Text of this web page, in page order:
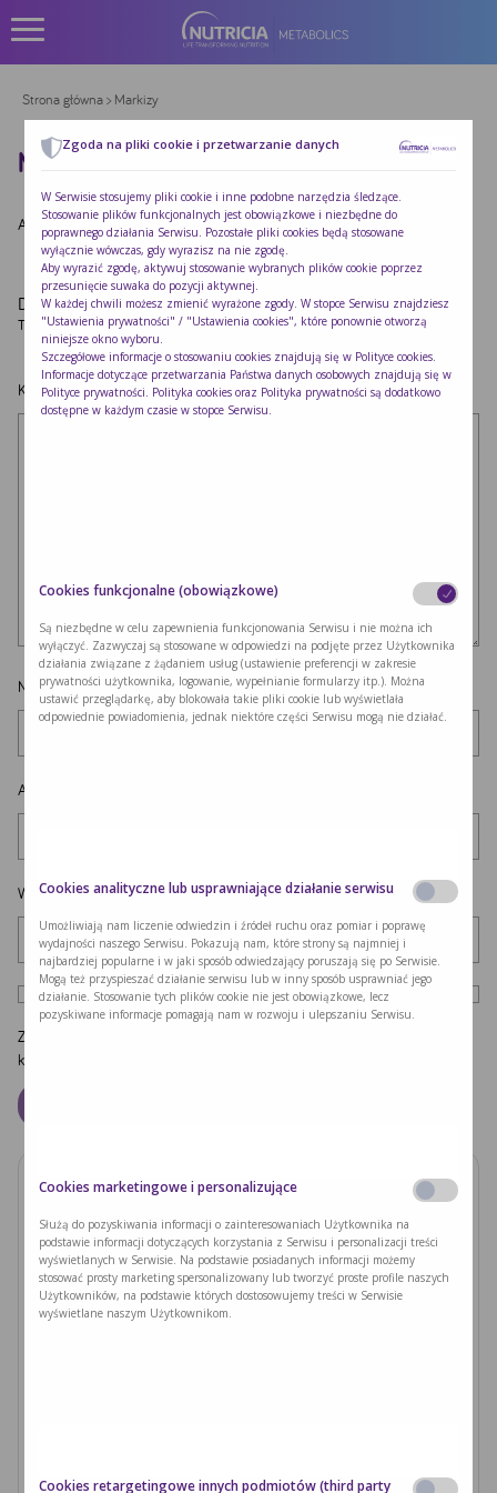
Strona główna> Markizy
MARKIZY
Autor:Redakcja Nutricia|Opublikowano:2022-10-24
Dodaj komentarz
Twój adres e-mail nie zostanie opublikowany.Wymagane pola są oznaczone
Komentarz*
Nazwa*
Adres e-mail
Witryna internetowa
Zapamiętaj moje dane w tej przeglądarce podczas pisania kolejnych
komentarzy.
Zobacz również
PODUSZKI Z PAPIERU RYŻOWEGO Z
JACKFRUITEM I WARZYWAMI
Czytaj dalej >
Zgoda na pliki cookie i przetwarzanie danych
W Serwisie stosujemy pliki cookie i inne podobne narzędzia śledzące.
Stosowanie plików funkcjonalnych jest obowiązkowe i niezbędne do
poprawnego działania Serwisu. Pozostałe pliki cookies będą stosowane
wyłącznie wówczas, gdy wyrazisz na nie zgodę.
Aby wyrazić zgodę, aktywuj stosowanie wybranych plików cookie poprzez
przesunięcie suwaka do pozycji aktywnej.
W każdej chwili możesz zmienić wyrażone zgody. W stopce Serwisu znajdziesz
"Ustawienia prywatności" / "Ustawienia cookies", które ponownie otworzą
niniejsze okno wyboru.
Szczegółowe informacje o stosowaniu cookies znajdują się w Polityce cookies
Informacje dotyczące przetwarzania Państwa danych osobowych znajdują się w
Polityce prywatności . Polityka cookies oraz Polityka prywatności są dodatkowo
dostępne w każdym czasie w stopce Serwisu.
Cookies funkcjonalne (obowiązkowe)
Są niezbędne w celu zapewnienia funkcjonowania Serwisu i nie można ich
wyłączyć. Zazwyczaj są stosowane w odpowiedzi na podjęte przez Użytkownika
działania związane z żądaniem usług (ustawienie preferencji w zakresie
prywatności użytkownika, logowanie, wypełnianie formularzy itp.). Można
ustawić przeglądarkę, aby blokowała takie pliki cookie lub wyświetlała
odpowiednie powiadomienia, jednak niektóre części Serwisu mogą nie działać.
Cookies analityczne lub usprawniające działanie serwisu
Umożliwiają nam liczenie odwiedzin i źródeł ruchu oraz pomiar i poprawę
wydajności naszego Serwisu. Pokazują nam, które strony są najmniej i
najbardziej popularne i w jaki sposób odwiedzający poruszają się po Serwisie.
Mogą też przyspieszać działanie serwisu lub w inny sposób usprawniać jego
działanie. Stosowanie tych plików cookie nie jest obowiązkowe, lecz
pozyskiwane informacje pomagają nam w rozwoju i ulepszaniu Serwisu.
Cookies marketingowe i personalizujące
Służą do pozyskiwania informacji o zainteresowaniach Użytkownika na
podstawie informacji dotyczących korzystania z Serwisu i personalizacji treści
wyświetlanych w Serwisie. Na podstawie posiadanych informacji możemy
stosować prosty marketing spersonalizowany lub tworzyć proste profile naszych
Użytkowników, na podstawie których dostosowujemy treści w Serwisie
wyświetlane naszym Użytkownikom.
Cookies retargetingowe innych podmiotów (third party